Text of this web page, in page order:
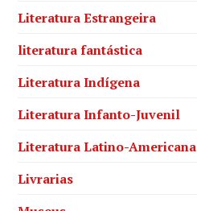
Literatura Estrangeira
literatura fantástica
Literatura Indígena
Literatura Infanto-Juvenil
Literatura Latino-Americana
Livrarias